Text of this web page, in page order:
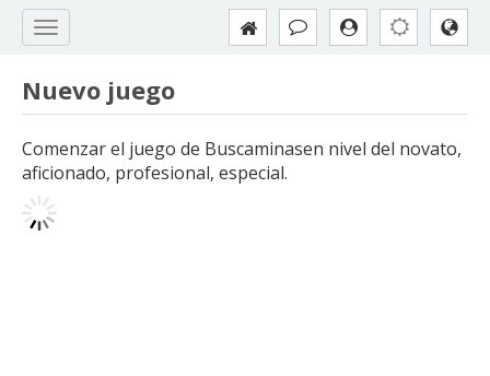
Nuevo juego
Comenzar el juego de Buscaminasen nivel del novato,
aficionado, profesional, especial.